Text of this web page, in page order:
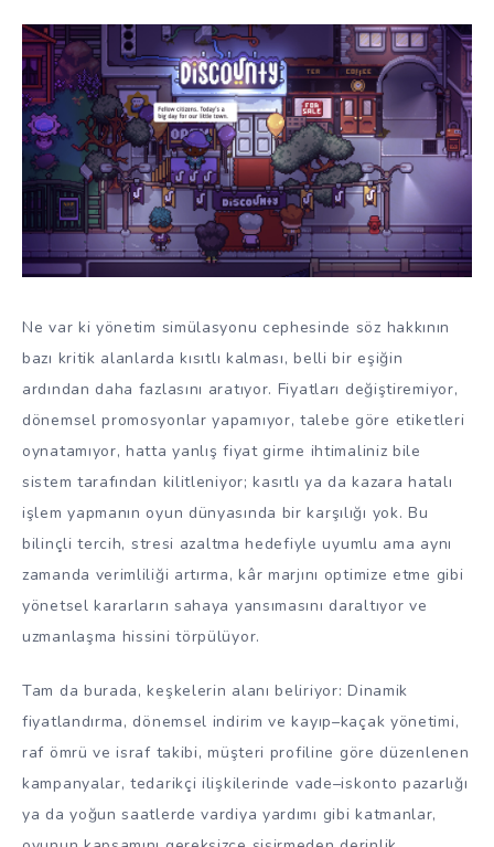
Ne var ki yönetim simülasyonu cephesinde söz hakkının
bazı kritik alanlarda kısıtlı kalması, belli bir eşiğin
ardından daha fazlasını aratıyor. Fiyatları değiştiremiyor,
dönemsel promosyonlar yapamıyor, talebe göre etiketleri
oynatamıyor, hatta yanlış fiyat girme ihtimaliniz bile
sistem tarafından kilitleniyor; kasıtlı ya da kazara hatalı
işlem yapmanın oyun dünyasında bir karşılığı yok. Bu
bilinçli tercih, stresi azaltma hedefiyle uyumlu ama aynı
zamanda verimliliği artırma, kâr marjını optimize etme gibi
yönetsel kararların sahaya yansımasını daraltıyor ve
uzmanlaşma hissini törpülüyor.
Tam da burada, keşkelerin alanı beliriyor: Dinamik
fiyatlandırma, dönemsel indirim ve kayıp–kaçak yönetimi,
raf ömrü ve israf takibi, müşteri profiline göre düzenlenen
kampanyalar, tedarikçi ilişkilerinde vade–iskonto pazarlığı
ya da yoğun saatlerde vardiya yardımı gibi katmanlar,